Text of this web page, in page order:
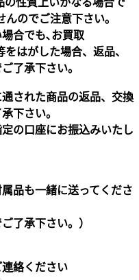
んのでご注意下さい｡
合でも､お買取
はがした場合、返品、
了承下さい。
された商品の返品、交換
下さい。
の口座にお振込みいたし
品も一緒に送ってくださ
了承下さい。）
絡ください